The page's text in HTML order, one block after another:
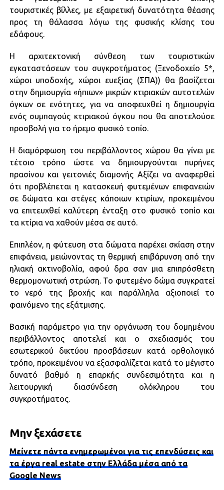
τουριστικές βίλλες, με εξαιρετική δυνατότητα θέασης
προς τη θάλασσα λόγω της φυσικής κλίσης του
εδάφους.
Η αρχιτεκτονική σύνθεση των τουριστικών
εγκαταστάσεων του συγκροτήματος (Ξενοδοχείο 5*,
χώροι υποδοχής, χώροι ευεξίας (ΣΠΑ)) θα βασίζεται
στην δημιουργία «ήπιων» μικρών κτιριακών αυτοτελών
όγκων σε ενότητες, για να αποφευχθεί η δημιουργία
ενός συμπαγούς κτιριακού όγκου που θα αποτελούσε
προσβολή για το ήρεμο φυσικό τοπίο.
Η διαμόρφωση του περιβάλλοντος χώρου θα γίνει με
τέτοιο τρόπο ώστε να δημιουργούνται πυρήνες
πρασίνου και γειτονιές διαμονής Αξίζει να αναφερθεί
ότι προβλέπεται η κατασκευή φυτεμένων επιφανειών
σε δώματα και στέγες κάποιων κτιρίων, προκειμένου
να επιτευχθεί καλύτερη ένταξη στο φυσικό τοπίο και
τα κτίρια να χαθούν μέσα σε αυτό.
Επιπλέον, η φύτευση στα δώματα παρέχει σκίαση στην
επιφάνεια, μειώνοντας τη θερμική επιβάρυνση από την
ηλιακή ακτινοβολία, αφού δρα σαν μια επιπρόσθετη
θερμομονωτική στρώση. Το φυτεμένο δώμα συγκρατεί
το νερό της βροχής και παράλληλα αξιοποιεί το
φαινόμενο της εξάτμισης.
Βασική παράμετρο για την οργάνωση του δομημένου
περιβάλλοντος αποτελεί και ο σχεδιασμός του
εσωτερικού δικτύου προσβάσεων κατά ορθολογικό
τρόπο, προκειμένου να εξασφαλίζεται κατά το μέγιστο
δυνατό βαθμό η επαρκής συνδεσιμότητα και η
λειτουργική διασύνδεση ολόκληρου του
συγκροτήματος.
Μην ξεχάσετε
Μείνετε πάντα ενημερωμένοι για τις επενδύσεις και
τα έργα real estate στην Ελλάδα μέσα από τα
Google News